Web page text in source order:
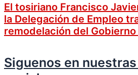
El tosiriano Francisco
la Delegación de Empleo
remodelación del
Siguenos en